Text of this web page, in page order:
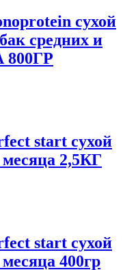
сухой
средних и
800ГР
start сухой
2,5КГ
start сухой
400гр